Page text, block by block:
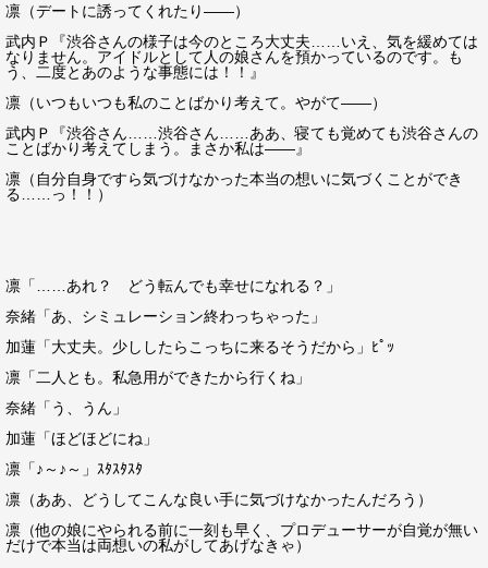
凛（デートに誘ってくれたり――）
武内Ｐ『渋谷さんの様子は今のところ大丈夫……いえ、気を緩めては
なりません。アイドルとして人の娘さんを預かっているのです。も
う、二度とあのような事態には！！』
凛（いつもいつも私のことばかり考えて。やがて――）
武内Ｐ『渋谷さん……渋谷さん……ああ、寝ても覚めても渋谷さんの
ことばかり考えてしまう。まさか私は――』
凛（自分自身ですら気づけなかった本当の想いに気づくことができ
る……っ！！）
凛「……あれ？ どう転んでも幸せになれる？」
奈緒「あ、シミュレーション終わっちゃった」
加蓮「大丈夫。少ししたらこっちに来るそうだから」ﾋﾟｯ
凛「二人とも。私急用ができたから行くね」
奈緒「う、うん」
加蓮「ほどほどにね」
凛「♪～♪～」ｽﾀｽﾀｽﾀ
凛（ああ、どうしてこんな良い手に気づけなかったんだろう）
凛（他の娘にやられる前に一刻も早く、プロデューサーが自覚が無い
だけで本当は両想いの私がしてあげなきゃ）